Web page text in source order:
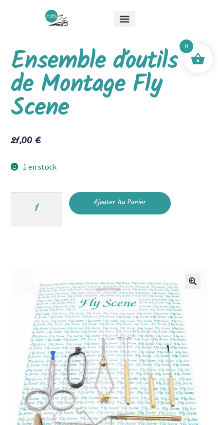
Ensemble d’outils
de Montage Fly
Scene
21,00€
1 en stock
Ajouter Au Panier
0